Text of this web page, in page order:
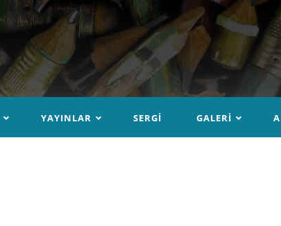
YAYINLAR SERGI GALERI